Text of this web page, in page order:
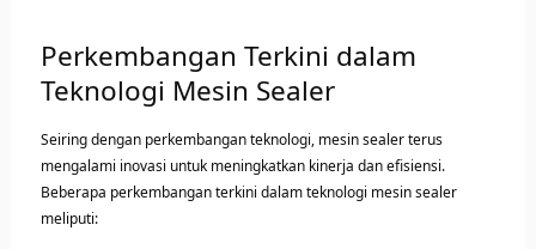
Perkembangan Terkini dalam
Teknologi Mesin Sealer
Seiring dengan perkembangan teknologi, mesin sealer terus
mengalami inovasi untuk meningkatkan kinerja dan efisiensi.
Beberapa perkembangan terkini dalam teknologi mesin sealer
meliputi: